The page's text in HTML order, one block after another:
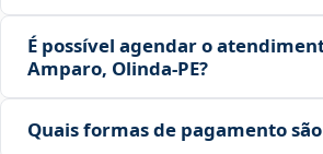
É possível agendar o
Amparo, Olinda‑PE?
Quais formas de pagamento